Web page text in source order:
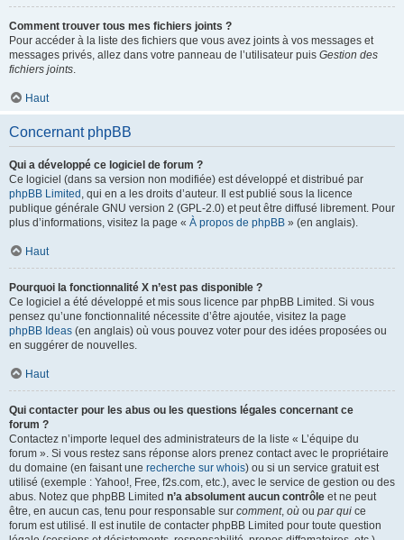
Comment trouver tous mes fichiers joints ?
Pour accéder à la liste des fichiers que vous avez joints à vos messages et
messages privés, allez dans votre panneau de l’utilisateur puis Gestion des
fichiers joints.
Haut
Concernant phpBB
Qui a développé ce logiciel de forum ?
Ce logiciel (dans sa version non modifiée) est développé et distribué par
phpBB Limited , qui en a les droits d’auteur. Il est publié sous la licence
publique générale GNU version 2 (GPL-2.0) et peut être diffusé librement. Pour
plus d’informations, visitez la page « À propos de phpBB » (en anglais).
Haut
Pourquoi la fonctionnalité X n’est pas disponible ?
Ce logiciel a été développé et mis sous licence par phpBB Limited. Si vous
pensez qu’une fonctionnalité nécessite d’être ajoutée, visitez la page
phpBB Ideas (en anglais) où vous pouvez voter pour des idées proposées ou
en suggérer de nouvelles.
Haut
Qui contacter pour les abus ou les questions légales concernant ce
forum ?
Contactez n’importe lequel des administrateurs de la liste « L’équipe du
forum ». Si vous restez sans réponse alors prenez contact avec le propriétaire
du domaine (en faisant une recherche sur whois) ou si un service gratuit est
utilisé (exemple : Yahoo!, Free, f2s.com, etc.), avec le service de gestion ou des
abus. Notez que phpBB Limited n’a absolument aucun contrôle et ne peut
être, en aucun cas, tenu pour responsable sur comment, où ou par qui ce
forum est utilisé. Il est inutile de contacter phpBB Limited pour toute question